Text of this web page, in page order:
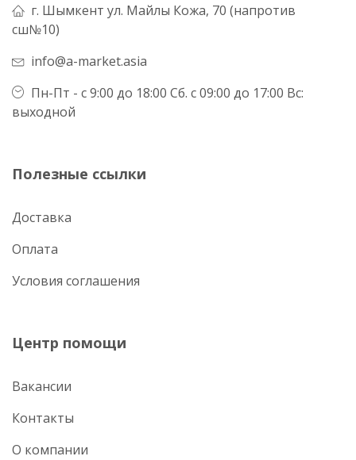
г. Шымкент ул. Майлы Кожа, 70 (напротив
сш№10)
info@a-market.asia
Пн-Пт - с 9:00 до 18:00 Сб. с 09:00 до 17:00 Вс:
выходной
Полезные ссылки
Доставка
Оплата
Условия соглашения
Центр помощи
Вакансии
Контакты
О компании